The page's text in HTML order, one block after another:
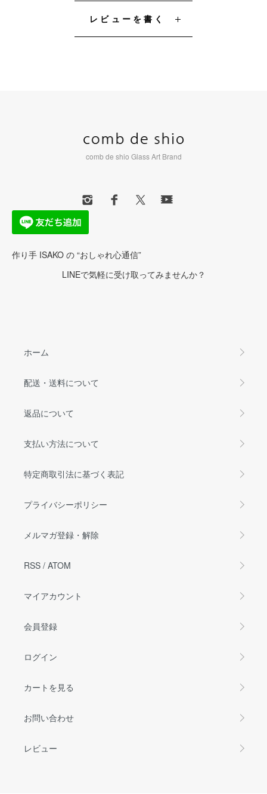
レビューを書く
comb de shio Glass Art Brand
作り手 ISAKO の “おしゃれ心通信”
LINEで気軽に受け取ってみませんか？
ホーム
配送・送料について
返品について
支払い方法について
特定商取引法に基づく表記
プライバシーポリシー
メルマガ登録・解除
RSS / ATOM
マイアカウント
会員登録
ログイン
カートを見る
お問い合わせ
レビュー